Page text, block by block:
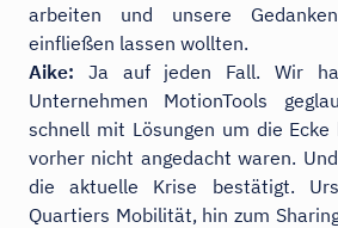
arbeiten und unsere
einfließen lassen wollten.
Aike: Ja auf jeden Fall. Wir
Unternehmen MotionTools
schnell mit Lösungen um die
vorher nicht angedacht waren.
die aktuelle Krise bestätigt.
Quartiers Mobilität, hin zum